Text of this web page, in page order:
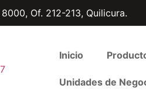
Of. 212-213, Quilicura.
Inicio
Unidades de